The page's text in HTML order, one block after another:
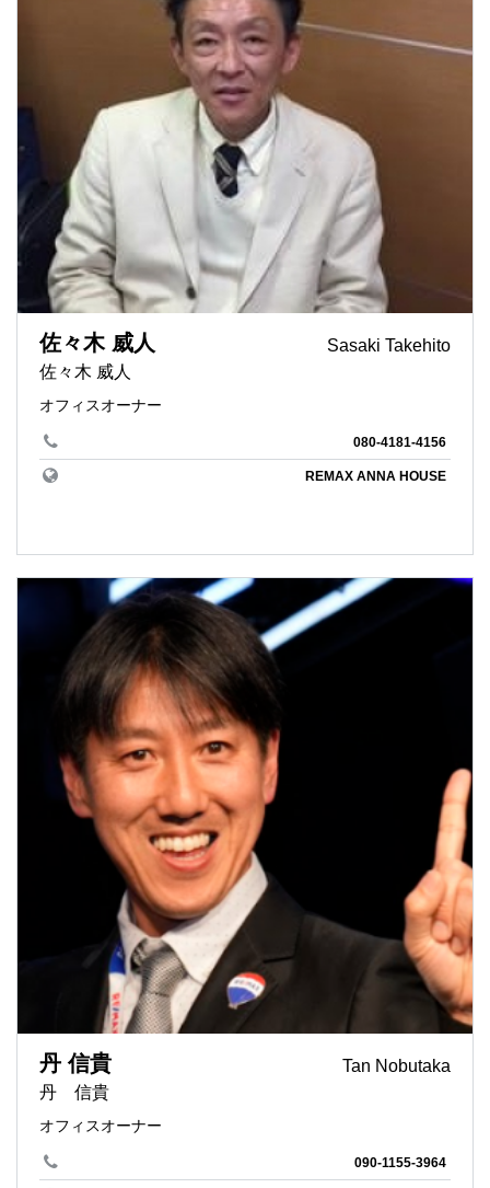
佐々木 威人
Sasaki Takehito
佐々木 威人
オフィスオーナー
080-4181-4156
REMAX ANNA HOUSE
丹 信貴
Tan Nobutaka
丹 信貴
オフィスオーナー
090-1155-3964